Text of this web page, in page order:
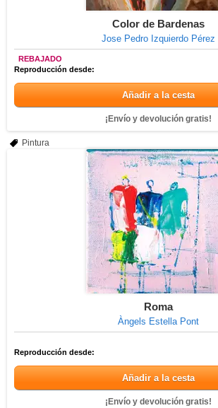
Color de Bardenas
Jose Pedro Izquierdo Pérez
REBAJADO
Reproducción desde:
Añadir a la cesta
¡Envío y devolución gratis!
Pintura
Roma
Àngels Estella Pont
Reproducción desde:
Añadir a la cesta
¡Envío y devolución gratis!